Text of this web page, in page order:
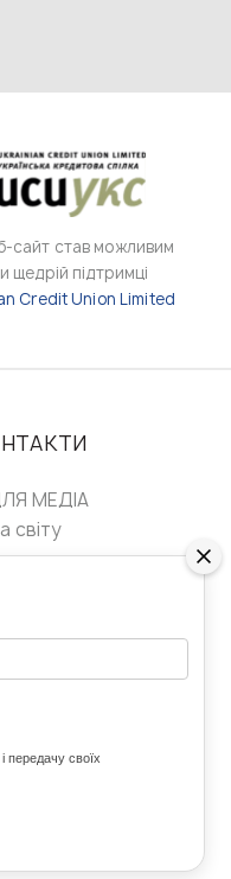
сайт став можливим
щедрій підтримці
Credit Union Limited
МЕДІА
світу
передачу своїх